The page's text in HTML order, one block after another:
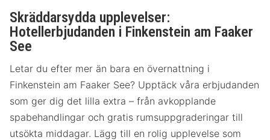
Skräddarsydda upplevelser:
Hotellerbjudanden i Finkenstein am Faaker
See
Letar du efter mer än bara en övernattning i
Finkenstein am Faaker See? Upptäck våra erbjudanden
som ger dig det lilla extra – från avkopplande
spabehandlingar och gratis rumsuppgraderingar till
utsökta middagar. Lägg till en rolig upplevelse som